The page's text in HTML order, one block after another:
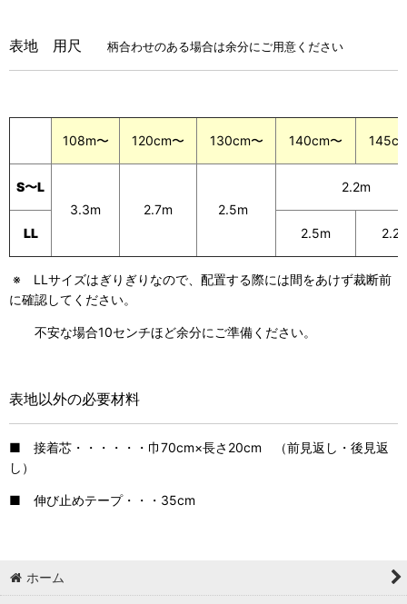
表地 用尺 柄合わせのある場合は余分にご用意ください
108m〜 120cm〜 130cm〜 140cm〜
S〜L
3.3m
2.7m 2.5m
2.2m
LL 2.5m
※ LLサイズはぎりぎりなので、配置する際には間をあけず裁断前
に確認してください。
不安な場合10センチほど余分にご準備ください。
表地以外の必要材料
■ 接着芯・・・・・・巾70cm×長さ20cm （前見返し・後見返
し）
■ 伸び止めテープ・・・35cm
ホーム